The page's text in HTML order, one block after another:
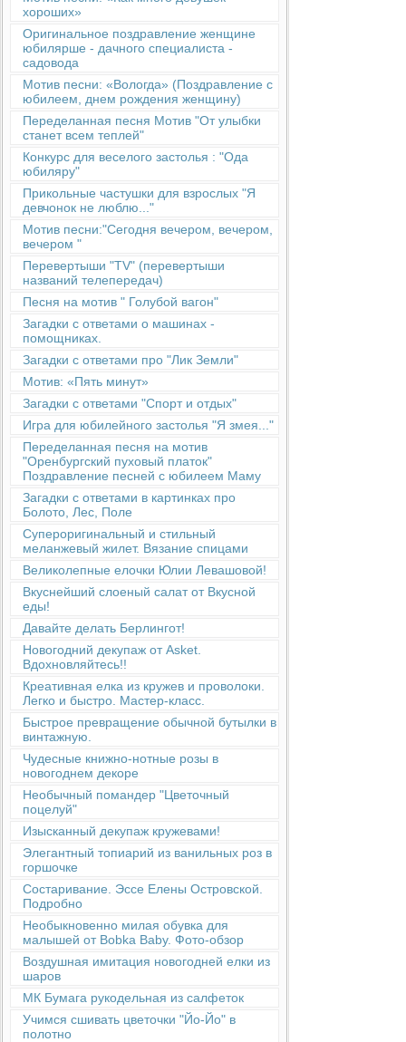
хороших»
Оригинальное поздравление женщине
юбилярше - дачного специалиста -
садовода
Мотив песни: «Вологда» (Поздравление с
юбилеем, днем рождения женщину)
Переделанная песня Мотив "От улыбки
станет всем теплей"
Конкурс для веселого застолья : "Ода
юбиляру"
Прикольные частушки для взрослых "Я
девчонок не люблю..."
Мотив песни:"Сегодня вечером, вечером,
вечером "
Перевертыши "TV" (перевертыши
названий телепередач)
Песня на мотив " Голубой вагон"
Загадки с ответами о машинах -
помощниках.
Загадки с ответами про "Лик Земли"
Мотив: «Пять минут»
Загадки с ответами "Спорт и отдых"
Игра для юбилейного застолья "Я змея..."
Переделанная песня на мотив
"Оренбургский пуховый платок"
Поздравление песней с юбилеем Маму
Загадки с ответами в картинках про
Болото, Лес, Поле
Супероригинальный и стильный
меланжевый жилет. Вязание спицами
Великолепные елочки Юлии Левашовой!
Вкуснейший слоеный салат от Вкусной
еды!
Давайте делать Берлингот!
Новогодний декупаж от Asket.
Вдохновляйтесь!!
Креативная елка из кружев и проволоки.
Легко и быстро. Мастер-класс.
Быстрое превращение обычной бутылки в
винтажную.
Чудесные книжно-нотные розы в
новогоднем декоре
Необычный помандер "Цветочный
поцелуй"
Изысканный декупаж кружевами!
Элегантный топиарий из ванильных роз в
горшочке
Состаривание. Эссе Елены Островской.
Подробно
Необыкновенно милая обувка для
малышей от Bobka Baby. Фото-обзор
Воздушная имитация новогодней елки из
шаров
МК Бумага рукодельная из салфеток
Учимся сшивать цветочки "Йо-Йо" в
полотно